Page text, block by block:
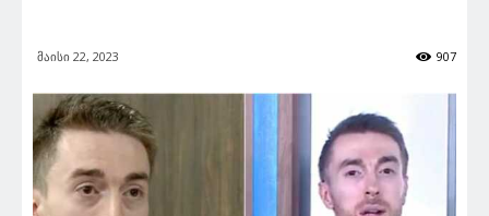
მაისი 22, 2023 907